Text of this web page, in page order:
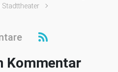
Kommentar